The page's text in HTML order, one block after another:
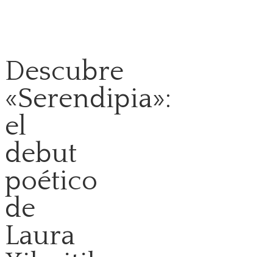
Descubre
«Serendipia»:
el
debut
poético
de
Laura